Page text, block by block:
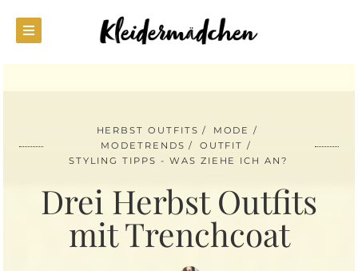
HERBST OUTFITS
MODE
MODETRENDS
OUTFIT
STYLING TIPPS - WAS ZIEHE ICH AN?
Drei Herbst Outfits
mit Trenchcoat